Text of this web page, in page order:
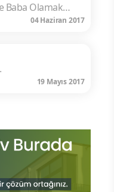
Baba Olamak…
04 Haziran 2017
19 Mayıs 2017